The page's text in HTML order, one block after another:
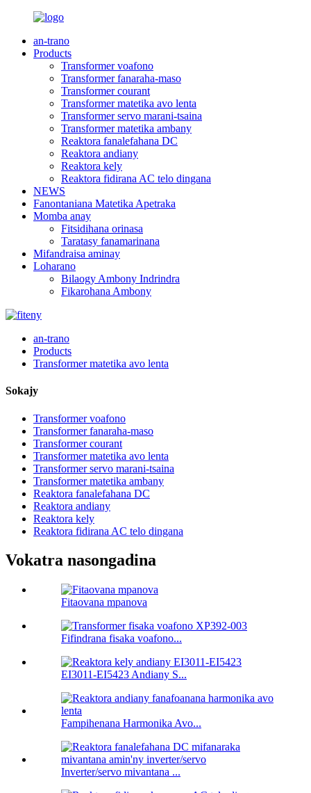
an-trano
Products
Transformer voafono
Transformer fanaraha-maso
Transformer courant
Transformer matetika avo lenta
Transformer servo marani-tsaina
Transformer matetika ambany
Reaktora fanalefahana DC
Reaktora andiany
Reaktora kely
Reaktora fidirana AC telo dingana
NEWS
Fanontaniana Matetika Apetraka
Momba anay
Fitsidihana orinasa
Taratasy fanamarinana
Mifandraisa aminay
Loharano
Bilaogy Ambony Indrindra
Fikarohana Ambony
an-trano
Products
Transformer matetika avo lenta
Sokajy
Transformer voafono
Transformer fanaraha-maso
Transformer courant
Transformer matetika avo lenta
Transformer servo marani-tsaina
Transformer matetika ambany
Reaktora fanalefahana DC
Reaktora andiany
Reaktora kely
Reaktora fidirana AC telo dingana
Vokatra nasongadina
Fitaovana mpanova
Fifindrana fisaka voafono...
EI3011-EI5423 Andiany S...
Fampihenana Harmonika Avo...
Inverter/servo mivantana ...